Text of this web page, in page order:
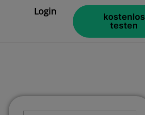
Login
kostenlos
testen